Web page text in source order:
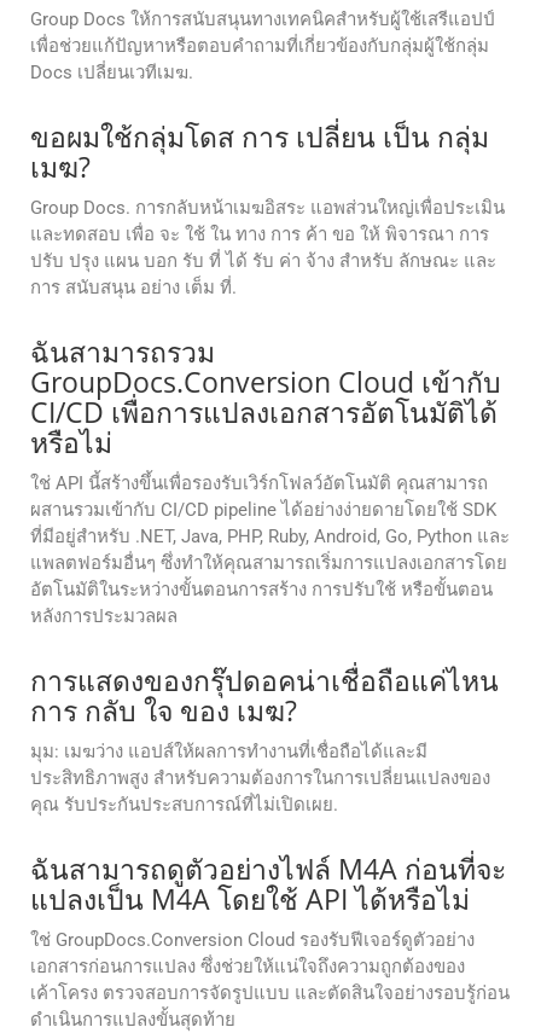
Group Docs ให้การสนับสนุนทางเทคนิคสําหรับผู้ใช้เสรีแอปป์
เพื่อช่วยแก้ปัญหาหรือตอบคําถามที่เกี่ยวข้องกับกลุ่มผู้ใช้กลุ่ม
Docs เปลี่ยนเวทีเมฆ.
ขอผมใช้กลุ่มโดส การ เปลี่ยน เป็น กลุ่ม
เมฆ?
Group Docs. การกลับหน้าเมฆอิสระ แอพส่วนใหญ่เพื่อประเมิน
และทดสอบ เพื่อ จะ ใช้ ใน ทาง การ ค้า ขอ ให้ พิจารณา การ
ปรับ ปรุง แผน บอก รับ ที่ ได้ รับ ค่า จ้าง สําหรับ ลักษณะ และ
การ สนับสนุน อย่าง เต็ม ที่.
ฉันสามารถรวม
GroupDocs.Conversion Cloud เข้ากับ
CI/CD เพื่อการแปลงเอกสารอัตโนมัติได้
หรือไม่
ใช่ API นี้สร้างขึ้นเพื่อรองรับเวิร์กโฟลว์อัตโนมัติ คุณสามารถ
ผสานรวมเข้ากับ CI/CD pipeline ได้อย่างง่ายดายโดยใช้ SDK
ที่มีอยู่สำหรับ .NET, Java, PHP, Ruby, Android, Go, Python และ
แพลตฟอร์มอื่นๆ ซึ่งทำให้คุณสามารถเริ่มการแปลงเอกสารโดย
อัตโนมัติในระหว่างขั้นตอนการสร้าง การปรับใช้ หรือขั้นตอน
หลังการประมวลผล
การแสดงของกรุ๊ปดอคน่าเชื่อถือแค่ไหน
การ กลับ ใจ ของ เมฆ?
มุม: เมฆว่าง แอปส์ให้ผลการทํางานที่เชื่อถือได้และมี
ประสิทธิภาพสูง สําหรับความต้องการในการเปลี่ยนแปลงของ
คุณ รับประกันประสบการณ์ที่ไม่เปิดเผย.
ฉันสามารถดูตัวอย่างไฟล์ M4A ก่อนที่จะ
แปลงเป็น M4A โดยใช้ API ได้หรือไม่
ใช่ GroupDocs.Conversion Cloud รองรับฟีเจอร์ดูตัวอย่าง
เอกสารก่อนการแปลง ซึ่งช่วยให้แน่ใจถึงความถูกต้องของ
เค้าโครง ตรวจสอบการจัดรูปแบบ และตัดสินใจอย่างรอบรู้ก่อน
ดำเนินการแปลงขั้นสุดท้าย